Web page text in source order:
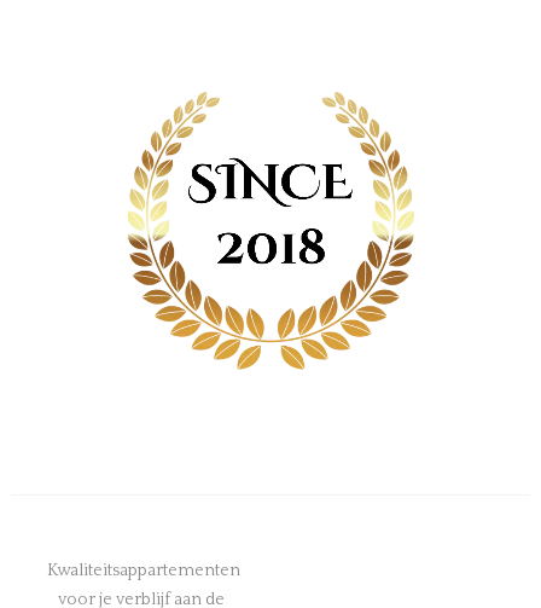
Kwaliteitsappartementen
voor je verblijf aan de